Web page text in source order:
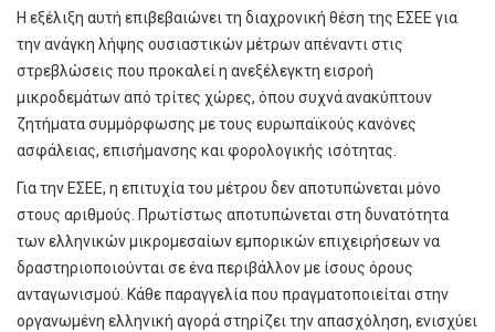
Η εξέλιξη αυτή επιβεβαιώνει τη διαχρονική θέση της ΕΣΕΕ για
την ανάγκη λήψης ουσιαστικών μέτρων απέναντι στις
στρεβλώσεις που προκαλεί η ανεξέλεγκτη εισροή
μικροδεμάτων από τρίτες χώρες, όπου συχνά ανακύπτουν
ζητήματα συμμόρφωσης με τους ευρωπαϊκούς κανόνες
ασφάλειας, επισήμανσης και φορολογικής ισότητας.
Για την ΕΣΕΕ, η επιτυχία του μέτρου δεν αποτυπώνεται μόνο
στους αριθμούς. Πρωτίστως αποτυπώνεται στη δυνατότητα
των ελληνικών μικρομεσαίων εμπορικών επιχειρήσεων να
δραστηριοποιούνται σε ένα περιβάλλον με ίσους όρους
ανταγωνισμού. Κάθε παραγγελία που πραγματοποιείται στην
οργανωμένη ελληνική αγορά στηρίζει την απασχόληση, ενισχύει